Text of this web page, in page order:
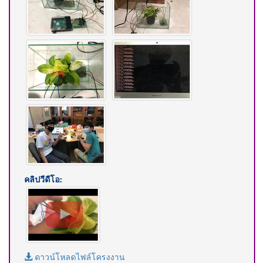
คลิปวีดีโอ:
ดาวน์โหลดไฟล์โครงงาน